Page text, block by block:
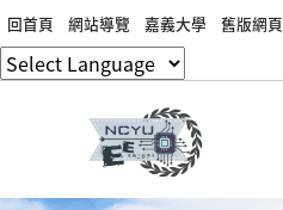
回首頁 網站導覽 嘉義大學 舊版網頁